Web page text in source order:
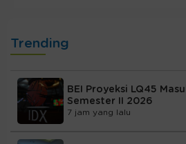
Trending
BEI Proyeksi LQ45
Semester II 2026
7 jam yang lalu